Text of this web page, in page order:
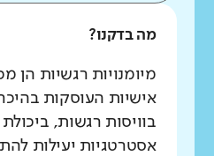
מה בדקנו?
מיומנויות רגשיות הן
אישיות העוסקות
בוויסות רגשות,
אסטרטגיות יעילות